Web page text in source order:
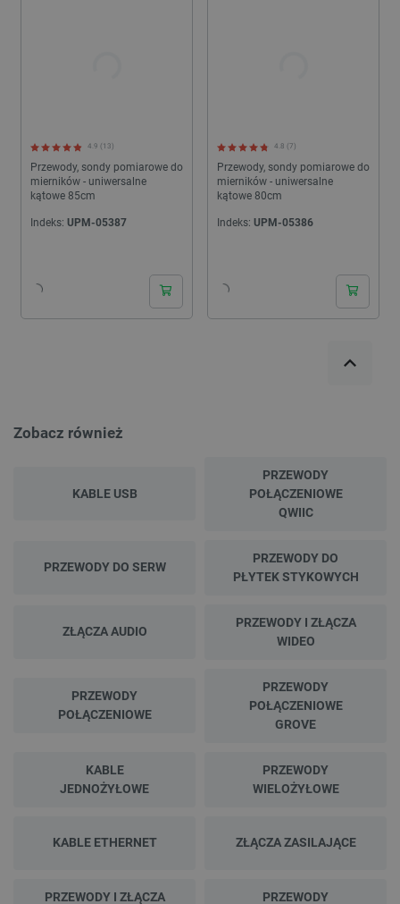
Przewody, sondy pomiarowe do
mierników - uniwersalne
kątowe 85cm
4.9 (13)
Indeks: UPM-05387
Przewody, sondy pomiarowe do
mierników - uniwersalne
kątowe 80cm
4.8 (7)
Indeks: UPM-05386
Zobacz również
KABLE USB
PRZEWODY
POŁĄCZENIOWE
QWIIC
PRZEWODY DO SERW
PRZEWODY DO
PŁYTEK STYKOWYCH
ZŁĄCZA AUDIO
PRZEWODY I ZŁĄCZA
WIDEO
PRZEWODY
POŁĄCZENIOWE
PRZEWODY
POŁĄCZENIOWE
GROVE
KABLE
JEDNOŻYŁOWE
PRZEWODY
WIELOŻYŁOWE
KABLE ETHERNET ZŁĄCZA ZASILAJĄCE
PRZEWODY I ZŁĄCZA PRZEWODY